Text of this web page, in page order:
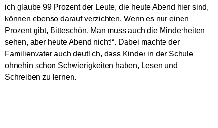
ich glaube 99 Prozent der Leute, die heute Abend hier sind,
können ebenso darauf verzichten. Wenn es nur einen
Prozent gibt, Bitteschön. Man muss auch die Minderheiten
sehen, aber heute Abend nicht!“. Dabei machte der
Familienvater auch deutlich, dass Kinder in der Schule
ohnehin schon Schwierigkeiten haben, Lesen und
Schreiben zu lernen.